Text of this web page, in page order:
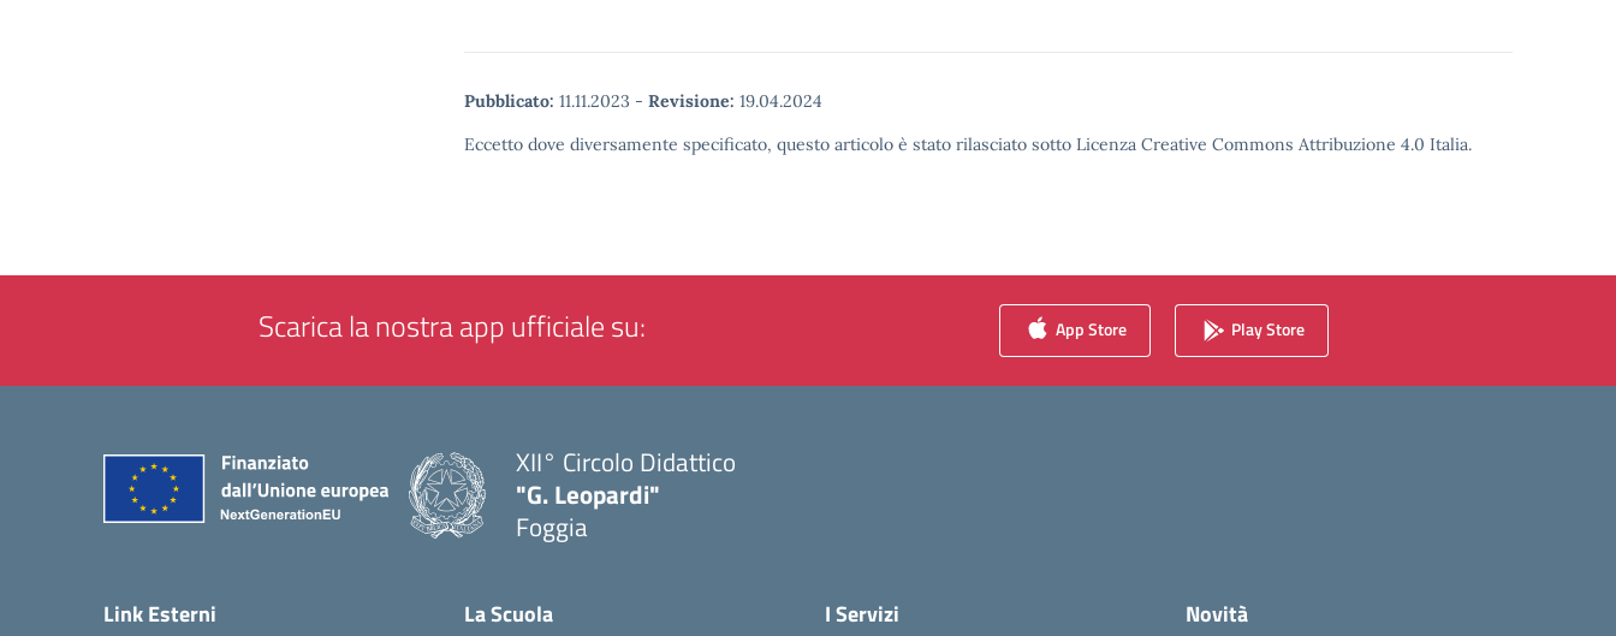
Pubblicato: 11.11.2023 - Revisione: 19.04.2024
Eccetto dove diversamente specificato, questo articolo è stato rilasciato sotto Licenza Creative Commons Attribuzione 4.0 Italia.
Scarica la nostra app ufficiale su: App Store Play Store
XII° Circolo Didattico
"G. Leopardi"
Foggia
Link Esterni La Scuola I Servizi Novità